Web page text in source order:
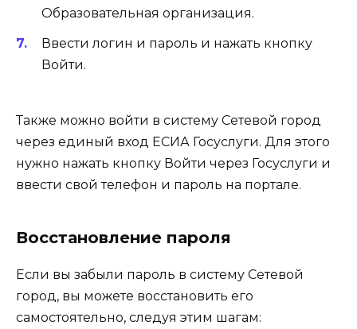
Образовательная организация.
Ввести логин и пароль и нажать кнопку
Войти.
Также можно войти в систему Сетевой город
через единый вход ЕСИА Госуслуги. Для этого
нужно нажать кнопку Войти через Госуслуги и
ввести свой телефон и пароль на портале.
Восстановление пароля
Если вы забыли пароль в систему Сетевой
город, вы можете восстановить его
самостоятельно, следуя этим шагам: